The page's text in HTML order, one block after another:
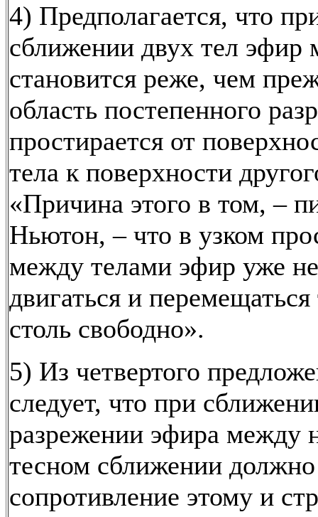
4) Предполагается, что
сближении двух тел
становится реже, чем
область постепенного
простирается от
тела к поверхности
«Причина этого в том, –
Ньютон, – что в узком
между телами эфир уже
двигаться и
столь свободно».
5) Из четвертого
следует, что при
разрежении эфира между
тесном сближении должно
сопротивление этому и